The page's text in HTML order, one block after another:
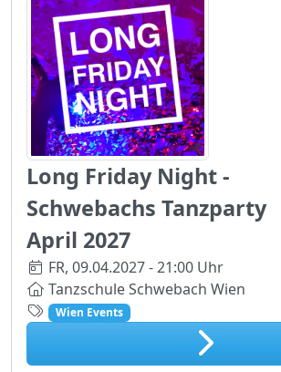
Long Friday Night -
Schwebachs Tanzparty
April 2027
FR, 09.04.2027 - 21:00 Uhr
Tanzschule Schwebach Wien
Wien Events